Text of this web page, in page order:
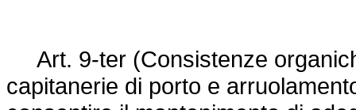
Art. 9-ter (Consistenze
capitanerie di porto e